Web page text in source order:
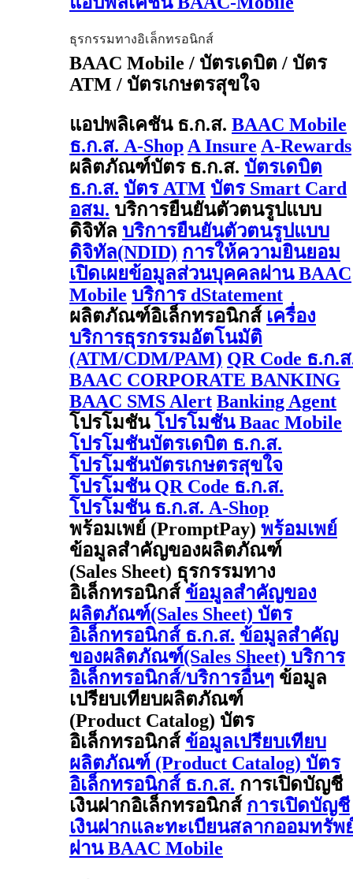
ธุรกรรมทางอิเล็กทรอนิกส์
BAAC Mobile / บัตรเดบิต / บัตร
ATM / บัตรเกษตรสุขใจ
แอปพลิเคชัน ธ.ก.ส. BAAC Mobile
ธ.ก.ส. A-Shop A Insure A-Rewards
ผลิตภัณฑ์บัตร ธ.ก.ส. บัตรเดบิต
ธ.ก.ส. บัตร ATM บัตร Smart Card
อสม. บริการยืนยันตัวตนรูปแบบ
ดิจิทัล บริการยืนยันตัวตนรูปแบบ
ดิจิทัล(NDID) การให้ความยินยอม
เปิดเผยข้อมูลส่วนบุคคลผ่าน BAAC
Mobile บริการ dStatement
ผลิตภัณฑ์อิเล็กทรอนิกส์ เครื่อง
บริการธุรกรรมอัตโนมัติ
(ATM/CDM/PAM) QR Code ธ.ก.
BAAC CORPORATE BANKING
BAAC SMS Alert Banking Agent
โปรโมชัน โปรโมชัน Baac Mobile
โปรโมชันบัตรเดบิต ธ.ก.ส.
โปรโมชันบัตรเกษตรสุขใจ
โปรโมชัน QR Code ธ.ก.ส.
โปรโมชัน ธ.ก.ส. A-Shop
พร้อมเพย์ (PromptPay) พร้อมเพย์
ข้อมูลสำคัญของผลิตภัณฑ์
(Sales Sheet) ธุรกรรมทาง
อิเล็กทรอนิกส์ ข้อมูลสำคัญของ
ผลิตภัณฑ์(Sales Sheet) บัตร
อิเล็กทรอนิกส์ ธ.ก.ส. ข้อมูลสำคัญ
ของผลิตภัณฑ์(Sales Sheet) บริการ
อิเล็กทรอนิกส์/บริการอื่นๆ ข้อมูล
เปรียบเทียบผลิตภัณฑ์
(Product Catalog) บัตร
อิเล็กทรอนิกส์ ข้อมูลเปรียบเทียบ
ผลิตภัณฑ์ (Product Catalog) บัตร
อิเล็กทรอนิกส์ ธ.ก.ส. การเปิดบัญชี
เงินฝากอิเล็กทรอนิกส์ การเปิดบัญชี
เงินฝากและทะเบียนสลากออมทรัพ
ผ่าน BAAC Mobile